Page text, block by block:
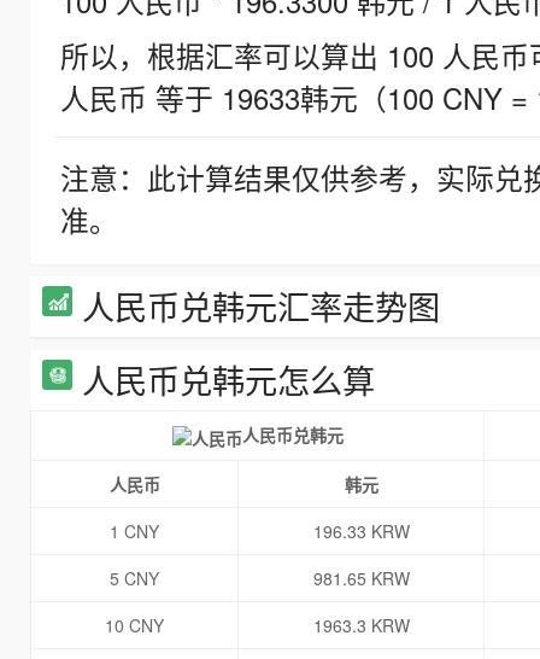
所以，根据汇率可以算出 100 人民
人民币 等于 19633韩元（100 CNY =
注意：此计算结果仅供参考，实际
准。
人民币兑韩元汇率走势图
人民币兑韩元怎么算
人民币兑韩元
人民币
韩元
1 CNY
196.33 KRW
5 CNY
981.65 KRW
10 CNY
1963.3 KRW